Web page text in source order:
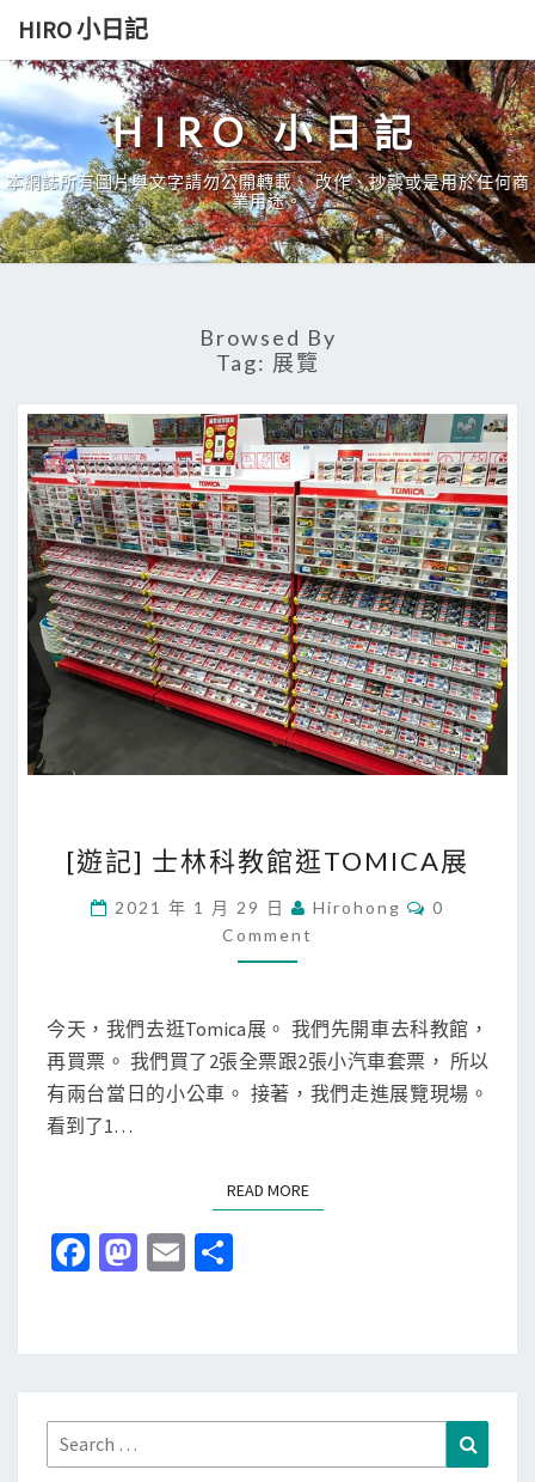
Skip
content
HIRO 小日記
HIRO 小日記
本網誌所有圖片與文字請勿公開轉載、 改作、抄襲或是用於任何商
業用途。
Browsed By
Tag: 展覽
遊
記
]
士
科
教
館
O
展
[遊記] 士林科教館逛TOMICA展
2021 年 1 月 29 日 Hirohong
C
T
S
0
Comment
今天，我們去逛Tomica展。 我們先開車去科教館，
再買票。 我們買了2張全票跟2張小汽車套票， 所以
有兩台當日的小公車。 接著，我們走進展覽現場。
看到了1…
READ MOREREAD MORE
Fa
o
o
k
M
d
o
E
l
Search
for: